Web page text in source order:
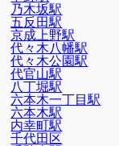
乃木坂駅
五反田駅
京成上野駅
代々木八幡駅
代々木公園駅
代官山駅
八丁堀駅
六本木一丁目駅
六本木駅
内幸町駅
千代田区